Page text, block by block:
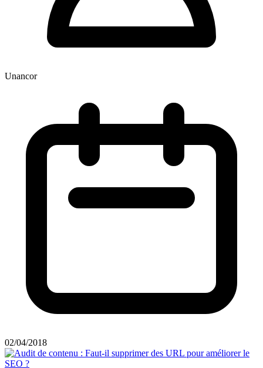
Unancor
02/04/2018